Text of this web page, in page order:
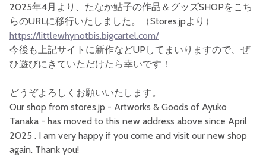
2025年4月より、たなか鮎子の作品＆グッズSHOPをこち
らのURLに移行いたしました。（Stores.jpより）
https://littlewhynotbis.bigcartel.com/
今後も上記サイトに新作などUPしてまいりますので、ぜ
ひ遊びにきていただけたら幸いです！
どうぞよろしくお願いいたします。
Our shop from stores.jp - Artworks & Goods of Ayuko
Tanaka - has moved to this new address above since April
2025 . I am very happy if you come and visit our new shop
again. Thank you!